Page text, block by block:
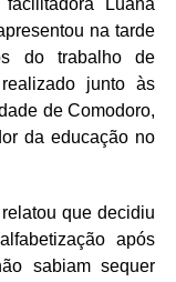
Luana
na tarde
do trabalho de
junto às
de Comodoro,
da educação no
que decidiu
após
sabiam sequer